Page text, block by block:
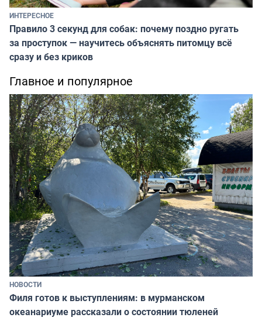
ИНТЕРЕСНОЕ
Правило 3 секунд для собак: почему поздно ругать
за проступок — научитесь объяснять питомцу всё
сразу и без криков
Главное и популярное
НОВОСТИ
Филя готов к выступлениям: в мурманском
океанариуме рассказали о состоянии тюленей